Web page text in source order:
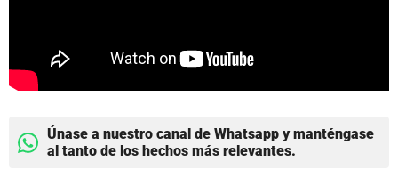
Únase a nuestro canal de Whatsapp y manténgase
al tanto de los hechos más relevantes.